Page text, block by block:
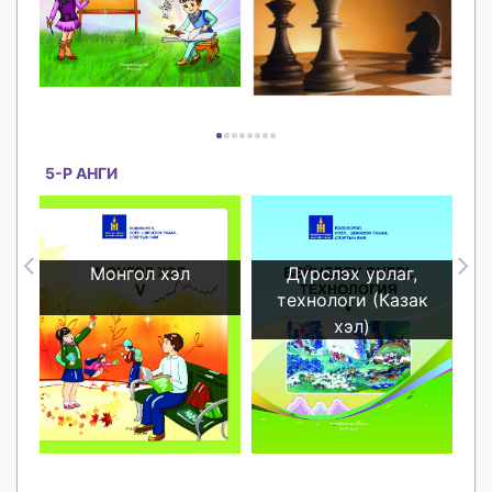
5-Р АНГИ
Монгол хэл
унших
Дүрслэх урлаг,
технологи (Казак
хэл)
унших